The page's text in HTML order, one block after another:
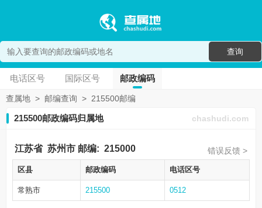
查询
电话区号 国际区号 邮政编码
查属地 > 邮编查询 > 215500邮编
215500邮政编码归属地 chashudi.com
江苏省 苏州市 邮编: 215000 错误反馈 >
区县 邮政编码 电话区号
常熟市 215500 0512